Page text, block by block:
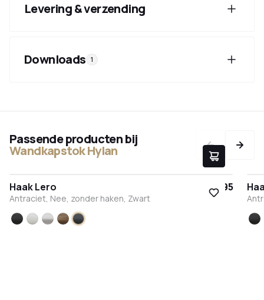
Levering & verzending
Downloads 1
Passende producten bij
Wandkapstok Hylan
Haak Lero € 9,95
Antraciet, Nee, zonder haken, Zwart
ZwartWitRVSBronsAntraciet